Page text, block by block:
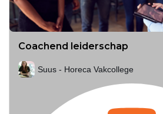
Coachend leiderschap
Suus - Horeca Vakcollege